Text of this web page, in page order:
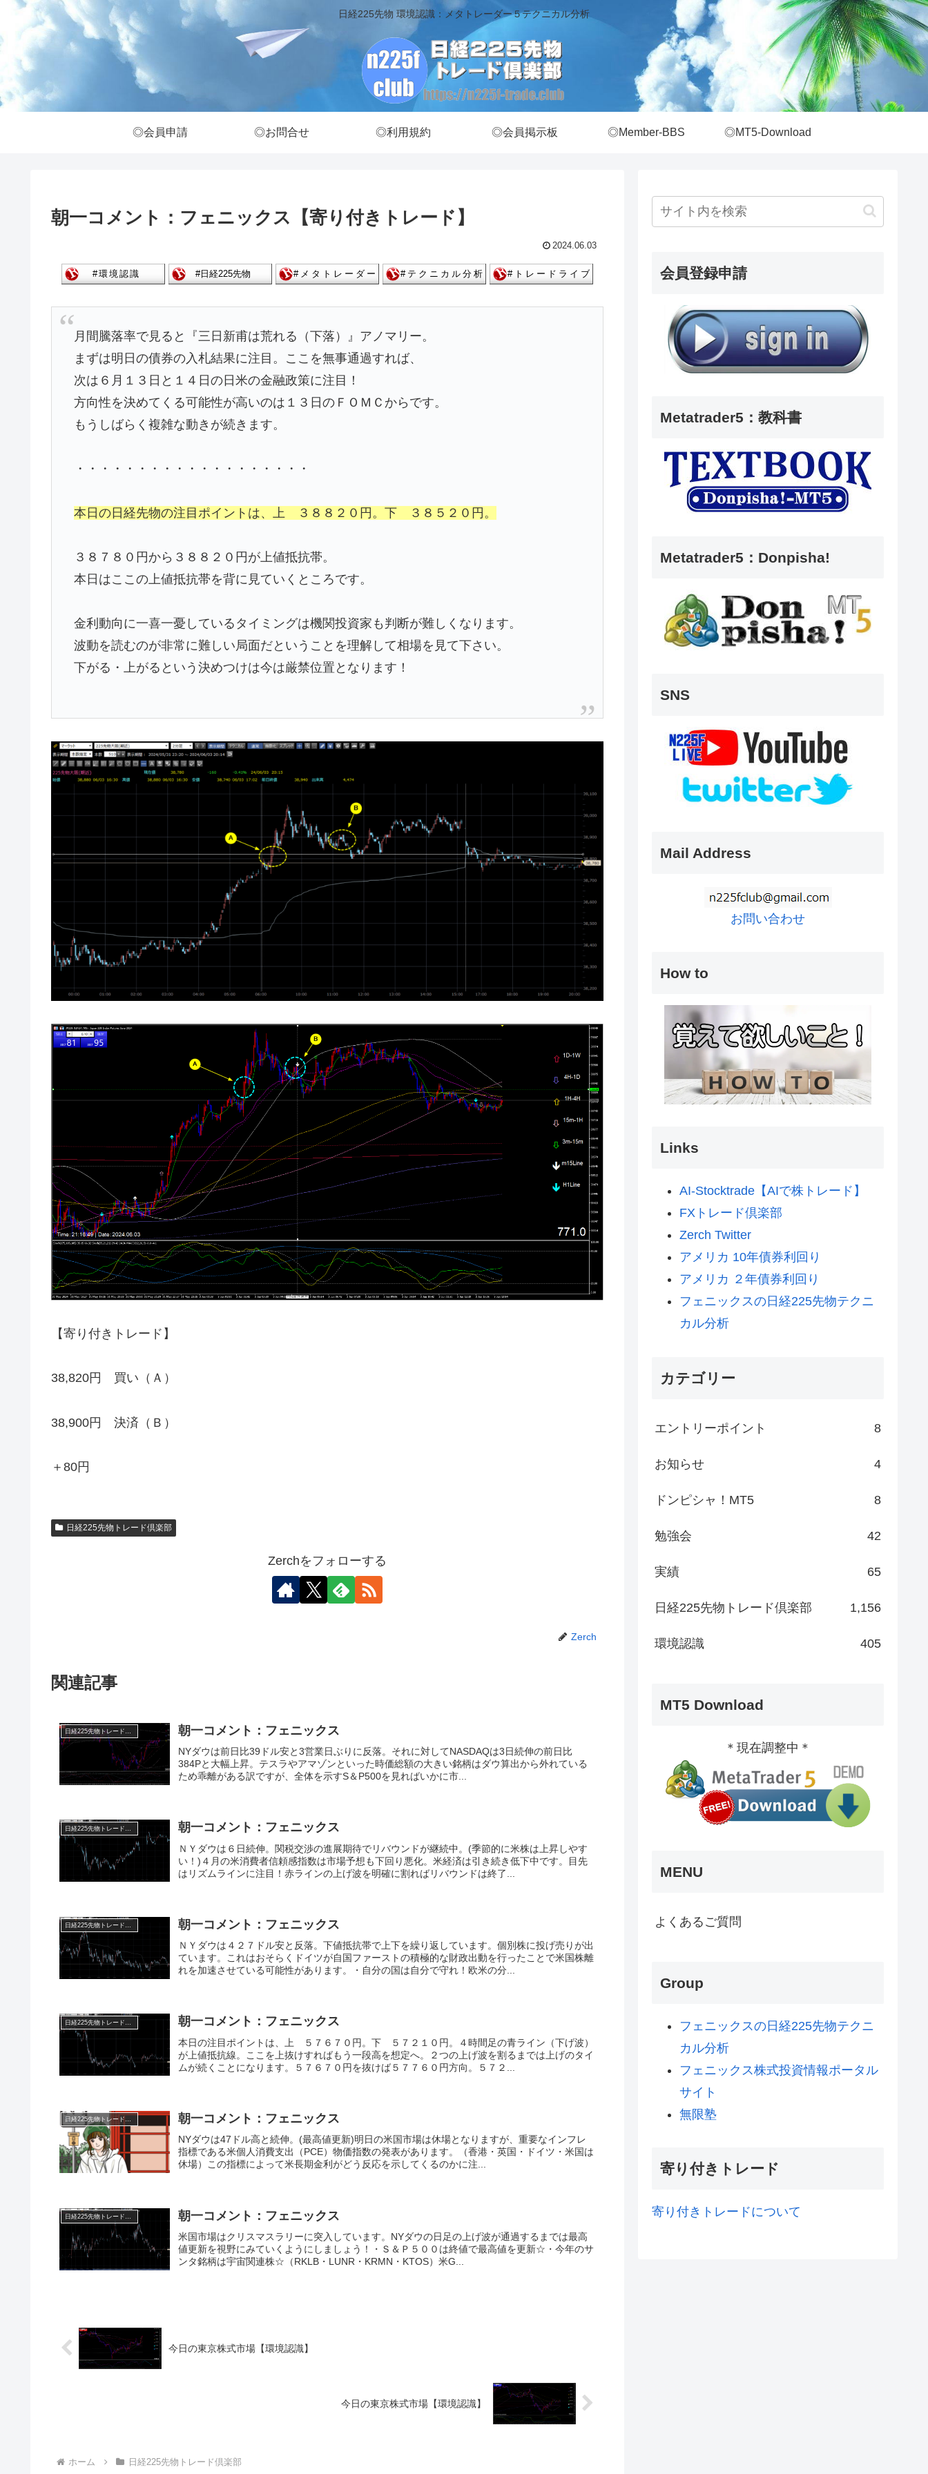
日経225先物 環境認識：メタトレーダー５テクニカル分析
◎会員申請 ◎お問合せ ◎利用規約 ◎会員掲示板 ◎Member-BBS ◎MT5-Download
朝一コメント：フェニックス【寄り付きトレード】
2024.06.03
月間騰落率で見ると『三日新甫は荒れる（下落）』アノマリー。
まずは明日の債券の入札結果に注目。ここを無事通過すれば、
次は６月１３日と１４日の日米の金融政策に注目！
方向性を決めてくる可能性が高いのは１３日のＦＯＭＣからです。
もうしばらく複雑な動きが続きます。
・・・・・・・・・・・・・・・・・・・
本日の日経先物の注目ポイントは、上 ３８８２０円。下 ３８５２０円。
３８７８０円から３８８２０円が上値抵抗帯。
本日はここの上値抵抗帯を背に見ていくところです。
金利動向に一喜一憂しているタイミングは機関投資家も判断が難しくなります。
波動を読むのが非常に難しい局面だということを理解して相場を見て下さい。
下がる・上がるという決めつけは今は厳禁位置となります！
【寄り付きトレード】
38,820円 買い（Ａ）
38,900円 決済（Ｂ）
＋80円
日経225先物トレード倶楽部
Zerchをフォローする
Zerch
関連記事
日経225先物トレード倶楽部 朝一コメント：フェニックス
NYダウは前日比39ドル安と3営業日ぶりに反落。それに対してNASDAQは3日続伸の前日比
384Pと大幅上昇。テスラやアマゾンといった時価総額の大きい銘柄はダウ算出から外れている
ため乖離がある訳ですが、全体を示すS＆P500を見ればいかに市...
朝一コメント：フェニックス
ＮＹダウは６日続伸。関税交渉の進展期待でリバウンドが継続中。(季節的に米株は上昇しやす
い！)４月の米消費者信頼感指数は市場予想も下回り悪化。米経済は引き続き低下中です。目先
はリズムラインに注目！赤ラインの上げ波を明確に割ればリバウンドは終了...
日経225先物トレード倶楽部 朝一コメント：フェニックス
ＮＹダウは４２７ドル安と反落。下値抵抗帯で上下を繰り返しています。個別株に投げ売りが出
ています。これはおそらくドイツが自国ファーストの積極的な財政出動を行ったことで米国株離
れを加速させている可能性があります。・自分の国は自分で守れ！欧米の分...
朝一コメント：フェニックス
本日の注目ポイントは、上 ５７６７０円。下 ５７２１０円。４時間足の青ライン（下げ波）
が上値抵抗線。ここを上抜けすればもう一段高を想定へ。２つの上げ波を割るまでは上げのタイ
ムが続くことになります。５７６７０円を抜けば５７７６０円方向。５７２...
日経225先物トレード倶楽部 朝一コメント：フェニックス
NYダウは47ドル高と続伸。(最高値更新)明日の米国市場は休場となりますが、重要なインフレ
指標である米個人消費支出（PCE）物価指数の発表があります。（香港・英国・ドイツ・米国は
休場）この指標によって米長期金利がどう反応を示してくるのかに注...
朝一コメント：フェニックス
米国市場はクリスマスラリーに突入しています。NYダウの日足の上げ波が通過するまでは最高
値更新を視野にみていくようにしましょう！・Ｓ＆Ｐ５００は終値で最高値を更新☆・今年のサ
ンタ銘柄は宇宙関連株☆（RKLB・LUNR・KRMN・KTOS）米G...
今日の東京株式市場【環境認識】
今日の東京株式市場【環境認識】
ホーム 日経225先物トレード倶楽部
会員登録申請
Metatrader5：教科書
Metatrader5：Donpisha!
SNS
Mail Address
お問い合わせ
How to
Links
AI-Stocktrade【AIで株トレード】
FXトレード倶楽部
Zerch Twitter
アメリカ 10年債券利回り
アメリカ ２年債券利回り
フェニックスの日経225先物テクニ
カル分析
カテゴリー
エントリーポイント 8
お知らせ 4
ドンピシャ！MT5 8
勉強会 42
実績 65
日経225先物トレード倶楽部 1,156
環境認識 405
MT5 Download
＊現在調整中＊
MENU
よくあるご質問
Group
フェニックスの日経225先物テクニ
カル分析
フェニックス株式投資情報ポータル
サイト
無限塾
寄り付きトレード
寄り付きトレードについて